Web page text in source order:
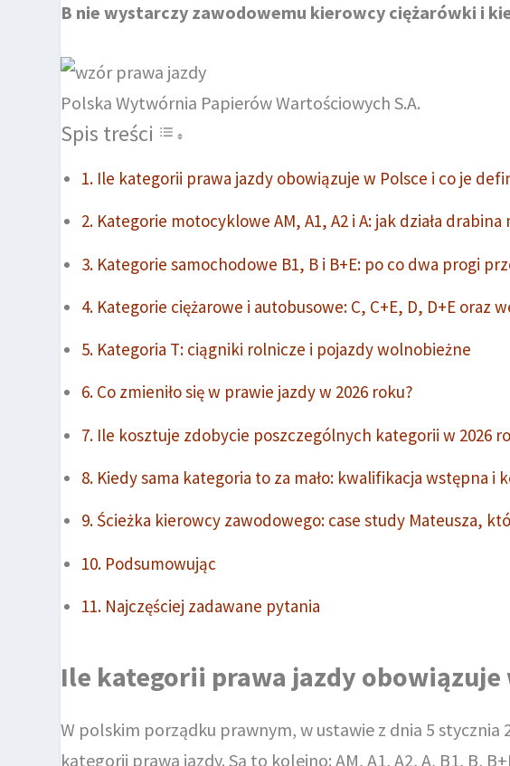
B nie wystarczy zawodowemu kierowcy ciężarówki i
Polska Wytwórnia Papierów Wartościowych S.A.
Spis treści
Ile kategorii prawa jazdy obowiązuje w Polsce i co je
Kategorie motocyklowe AM, A1, A2 i A: jak działa
Kategorie samochodowe B1, B i B+E: po co dwa progi
Kategorie ciężarowe i autobusowe: C, C+E, D, D+E oraz
Kategoria T: ciągniki rolnicze i pojazdy wolnobieżne
Co zmieniło się w prawie jazdy w 2026 roku?
Ile kosztuje zdobycie poszczególnych kategorii w 2026
Kiedy sama kategoria to za mało: kwalifikacja wstępna i
Ścieżka kierowcy zawodowego: case study Mateusza,
Podsumowując
Najczęściej zadawane pytania
Ile kategorii prawa jazdy obowiązuje
W polskim porządku prawnym, w ustawie z dnia 5 stycznia
kategorii prawa jazdy. Są to kolejno: AM, A1, A2, A, B1, B,